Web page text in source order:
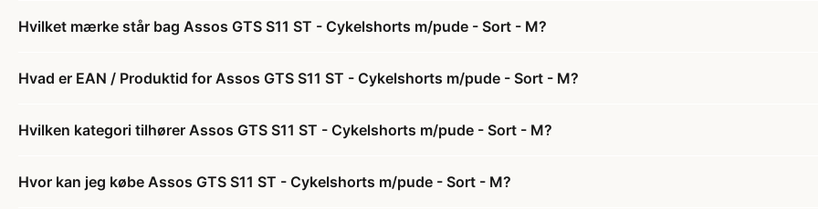
Hvilket mærke står bag Assos GTS S11 ST - Cykelshorts m/pude - Sort - M?
Hvad er EAN / Produktid for Assos GTS S11 ST - Cykelshorts m/pude - Sort - M?
Hvilken kategori tilhører Assos GTS S11 ST - Cykelshorts m/pude - Sort - M?
Hvor kan jeg købe Assos GTS S11 ST - Cykelshorts m/pude - Sort - M?